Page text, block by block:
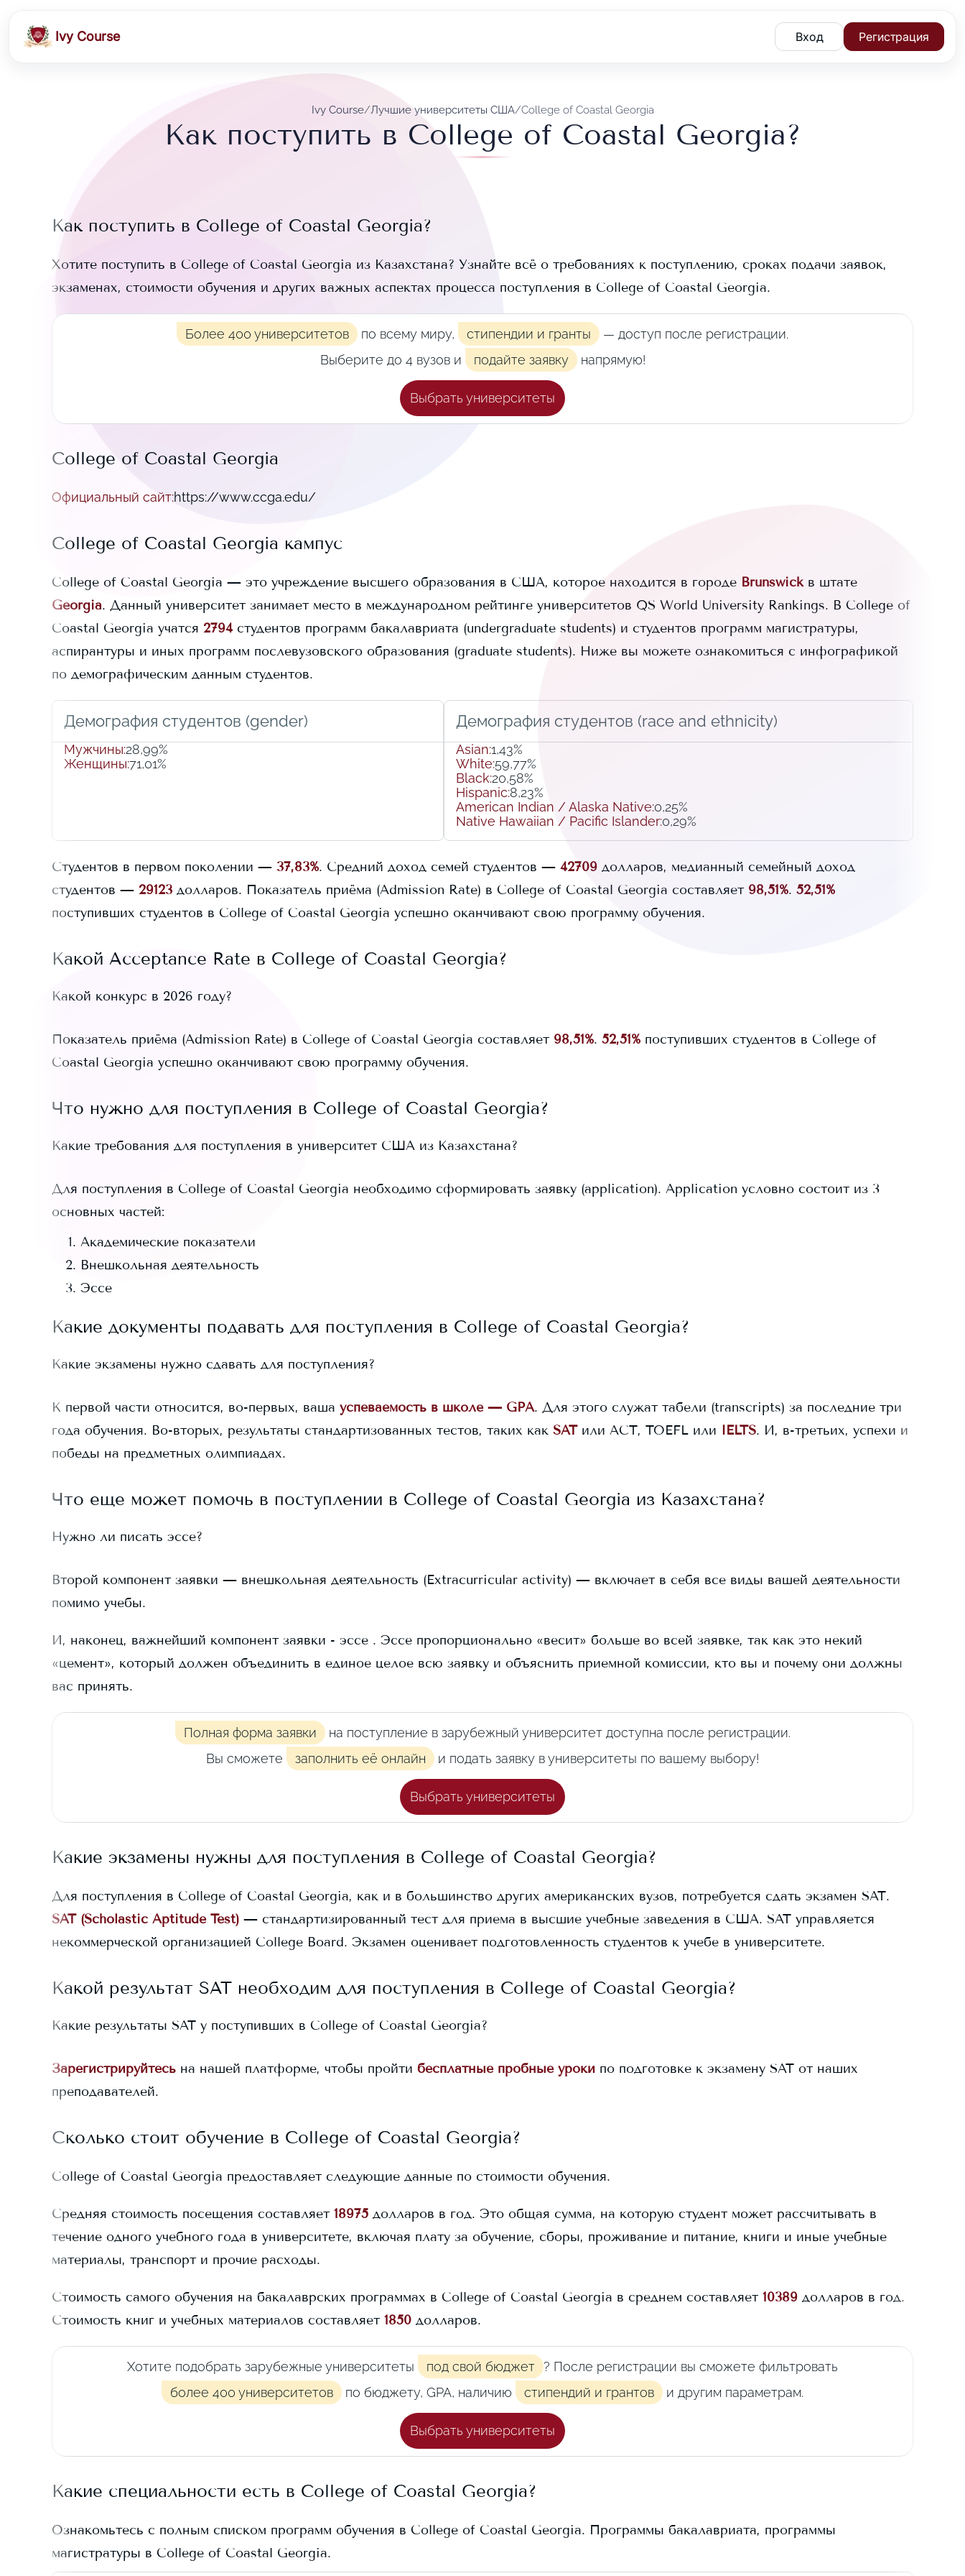
Ivy Course Вход Регистрация
Ivy Course/Лучшие университеты США/College of Coastal Georgia
Как поступить в College of Coastal Georgia?
Как поступить в College of Coastal Georgia?
Хотите поступить в College of Coastal Georgia из Казахстана? Узнайте всё о требованиях к поступлению, сроках подачи заявок,
экзаменах, стоимости обучения и других важных аспектах процесса поступления в College of Coastal Georgia.
Более 400 университетов по всему миру, стипендии и гранты
— доступ после регистрации.
Выберите до 4 вузов и
подайте заявку напрямую!
Выбрать университеты
College of Coastal Georgia
Официальный сайт:https://www.ccga.edu/
College of Coastal Georgia кампус
College of Coastal Georgia — это учреждение высшего образования в США, которое находится в городе Brunswick в штате
Georgia. Данный университет занимает место в международном рейтинге университетов QS World University Rankings. В College of
Coastal Georgia учатся 2794 студентов программ бакалавриата (undergraduate students) и студентов программ магистратуры,
аспирантуры и иных программ послевузовского образования (graduate students). Ниже вы можете ознакомиться с инфографикой
по демографическим данным студентов.
Демография студентов (gender)
Мужчины:28,99%
Женщины:71,01%
Демография студентов (race and ethnicity)
Asian:1,43%
White:59,77%
Black:20,58%
Hispanic:8,23%
American Indian / Alaska Native:0,25%
Native Hawaiian / Pacific Islander:0,29%
Студентов в первом поколении — 37,83%. Средний доход семей студентов — 42709 долларов, медианный семейный доход
студентов — 29123 долларов. Показатель приёма (Admission Rate) в College of Coastal Georgia составляет 98,51%. 52,51%
поступивших студентов в College of Coastal Georgia успешно оканчивают свою программу обучения.
Какой Acceptance Rate в College of Coastal Georgia?
Какой конкурс в 2026 году?
Показатель приёма (Admission Rate) в College of Coastal Georgia составляет 98,51%. 52,51% поступивших студентов в College of
Coastal Georgia успешно оканчивают свою программу обучения.
Что нужно для поступления в College of Coastal Georgia?
Какие требования для поступления в университет США из Казахстана?
Для поступления в College of Coastal Georgia необходимо сформировать заявку (application). Application условно состоит из 3
основных частей:
Академические показатели
Внешкольная деятельность
Эссе
Какие документы подавать для поступления в College of Coastal Georgia?
Какие экзамены нужно сдавать для поступления?
К первой части относится, во-первых, ваша успеваемость в школе — GPA. Для этого служат табели (transcripts) за последние три
года обучения. Во-вторых, результаты стандартизованных тестов, таких как SAT или ACT, TOEFL или IELTS. И, в-третьих, успехи и
победы на предметных олимпиадах.
Что еще может помочь в поступлении в College of Coastal Georgia из Казахстана?
Нужно ли писать эссе?
Второй компонент заявки — внешкольная деятельность (Extracurricular activity) — включает в себя все виды вашей деятельности
помимо учебы.
И, наконец, важнейший компонент заявки - эссе . Эссе пропорционально «весит» больше во всей заявке, так как это некий
«цемент», который должен объединить в единое целое всю заявку и объяснить приемной комиссии, кто вы и почему они должны
вас принять.
Полная форма заявки на поступление в зарубежный университет доступна после регистрации.
Вы сможете
заполнить её онлайн и подать заявку в университеты по вашему выбору!
Выбрать университеты
Какие экзамены нужны для поступления в College of Coastal Georgia?
Для поступления в College of Coastal Georgia, как и в большинство других американских вузов, потребуется сдать экзамен SAT.
SAT (Scholastic Aptitude Test) — стандартизированный тест для приема в высшие учебные заведения в США. SAT управляется
некоммерческой организацией College Board. Экзамен оценивает подготовленность студентов к учебе в университете.
Какой результат SAT необходим для поступления в College of Coastal Georgia?
Какие результаты SAT у поступивших в College of Coastal Georgia?
Зарегистрируйтесь на нашей платформе, чтобы пройти бесплатные пробные уроки по подготовке к экзамену SAT от наших
преподавателей.
Сколько стоит обучение в College of Coastal Georgia?
College of Coastal Georgia предоставляет следующие данные по стоимости обучения.
Средняя стоимость посещения составляет 18975 долларов в год. Это общая сумма, на которую студент может рассчитывать в
течение одного учебного года в университете, включая плату за обучение, сборы, проживание и питание, книги и иные учебные
материалы, транспорт и прочие расходы.
Стоимость самого обучения на бакалаврских программах в College of Coastal Georgia в среднем составляет 10389 долларов в год.
Стоимость книг и учебных материалов составляет 1850 долларов.
Хотите подобрать зарубежные университеты под свой бюджет ? После регистрации вы сможете фильтровать
более 400 университетов
по бюджету, GPA, наличию стипендий и грантов и другим параметрам.
Выбрать университеты
Какие специальности есть в College of Coastal Georgia?
Ознакомьтесь с полным списком программ обучения в College of Coastal Georgia. Программы бакалавриата, программы
магистратуры в College of Coastal Georgia.